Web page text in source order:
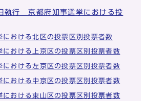
執行 京都府知事選挙における投
における北区の投票区別投票者数
における上京区の投票区別投票者数
における左京区の投票区別投票者数
における中京区の投票区別投票者数
における東山区の投票区別投票者数